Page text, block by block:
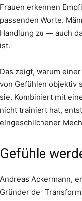
Frauen erkennen
passenden Worte.
Handlung zu — auch
ist.
Das zeigt, warum
von Gefühlen objektiv
sie. Kombiniert mit
nicht trainiert hat,
eingeschlichener
Gefühle
Andreas Ackermann,
Gründer der